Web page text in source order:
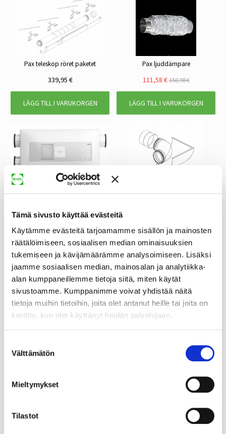
Tämä sivusto käyttää evästeitä
Käytämme evästeitä tarjoamamme sisällön ja mainosten
räätälöimiseen, sosiaalisen median ominaisuuksien
tukemiseen ja kävijämäärämme analysoimiseen. Lisäksi
jaamme sosiaalisen median, mainosalan ja analytiikka-
alan kumppaneillemme tietoja siitä, miten käytät
sivustoamme. Kumppanimme voivat yhdistää näitä
tietoja muihin tietoihin, joita olet antanut heille tai joita on
kerätty, kun olet käyttänyt heidän palvelujaan.
valinta
Välttämätön
Mieltymykset
Tilastot
Pax teleskop röret paketet
339,95 €
LÄGG TILL I VARUKORGEN
Pax ljuddämpare
111,58 € 150,98 €
LÄGG TILL I VARUKORGEN
LÄGG TILL I VARUKORGEN LÄGG TILL I VARUKORGEN